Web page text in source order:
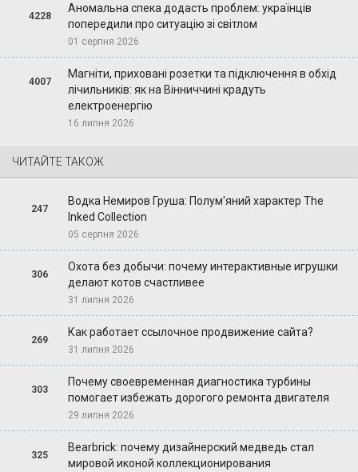
4228
Аномальна спека додасть проблем: українців
попередили про ситуацію зі світлом
01 серпня 2026
4007
Магніти, приховані розетки та підключення в обхід
лічильників: як на Вінниччині крадуть
електроенергію
16 липня 2026
ЧИТАЙТЕ ТАКОЖ
247
Водка Немиров Груша: Полум'яний характер The
Inked Collection
05 серпня 2026
306
Охота без добычи: почему интерактивные игрушки
делают котов счастливее
31 липня 2026
269
Как работает ссылочное продвижение сайта?
31 липня 2026
303
Почему своевременная диагностика турбины
помогает избежать дорогого ремонта двигателя
29 липня 2026
325
Bearbrick: почему дизайнерский медведь стал
мировой иконой коллекционирования